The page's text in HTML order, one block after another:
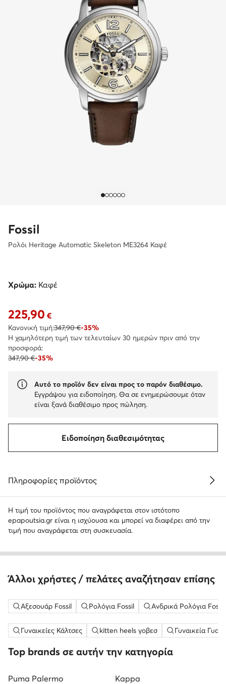
Fossil
Ρολόι Heritage Automatic Skeleton ME3264 Καφέ
Χρώμα: Καφέ
Τρέχουσα τιμή 225,90 €
225,90 €
Κανονική τιμή:347,90 €-35%
Η χαμηλότερη τιμή των τελευταίων 30 ημερών πριν από την
προσφορά:
347,90 €-35%
Αυτό το προϊόν δεν είναι προς το παρόν διαθέσιμο.
Εγγράψου για ειδοποίηση. Θα σε ενημερώσουμε όταν
είναι ξανά διαθέσιμο προς πώληση.
Ειδοποίηση διαθεσιμότητας
Πληροφορίες προϊόντος
Η τιμή του προϊόντος που αναγράφεται στον ιστότοπο
epapoutsia.gr είναι η ισχύουσα και μπορεί να διαφέρει από την
τιμή που αναγράφεται στη συσκευασία.
Άλλοι χρήστες / πελάτες αναζήτησαν επίσης
Αξεσουάρ Fossil Ρολόγια Fossil Ανδρικά Ρολόγια Fossil
Γυναικείες Κάλτσες kitten heels γοβεσ Γυναικεία
Top brands σε αυτήν την κατηγορία
Puma Palermo Kappa